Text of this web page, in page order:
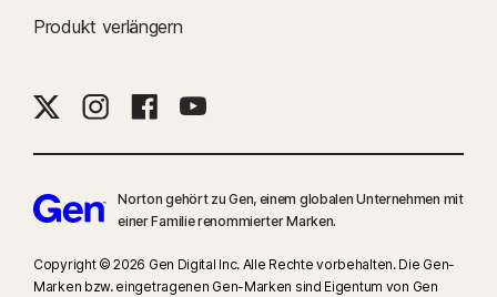
Produkt verlängern
Norton gehört zu Gen, einem globalen Unternehmen mit
einer Familie renommierter Marken.
Copyright © 2026 Gen Digital Inc. Alle Rechte vorbehalten. Die Gen-
Marken bzw. eingetragenen Gen-Marken sind Eigentum von Gen